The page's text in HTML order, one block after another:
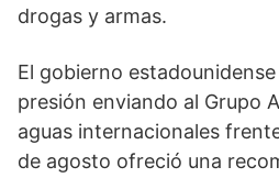
drogas y armas.
El gobierno
presión enviando al Grupo
aguas internacionales
de agosto ofreció una